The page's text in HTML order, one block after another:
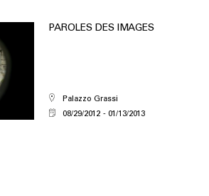
PAROLES DES IMAGES
Palazzo Grassi
08/29/2012
01/13/2013